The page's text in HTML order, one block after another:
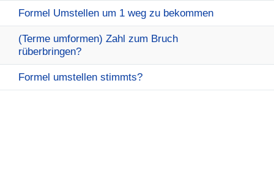
Formel Umstellen um 1 weg zu bekommen
(Terme umformen) Zahl zum Bruch
rüberbringen?
Formel umstellen stimmts?